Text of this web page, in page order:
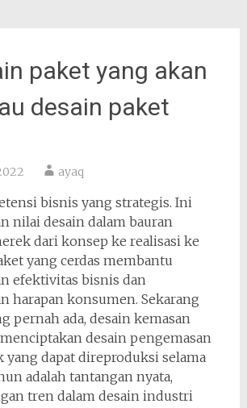
paket yang akan
desain paket
ayaq
bisnis yang strategis. Ini
nilai desain dalam bauran
dari konsep ke realisasi ke
yang cerdas membantu
efektivitas bisnis dan
harapan konsumen. Sekarang
pernah ada, desain kemasan
desain pengemasan
yang dapat direproduksi selama
adalah tantangan nyata,
tren dalam desain industri